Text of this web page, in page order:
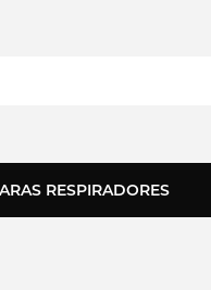
RESPIRADORES